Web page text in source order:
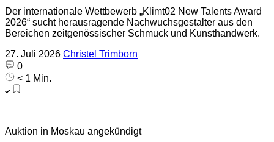
Der internationale Wettbewerb „Klimt02 New Talents Award
2026“ sucht herausragende Nachwuchsgestalter aus den
Bereichen zeitgenössischer Schmuck und Kunsthandwerk.
27. Juli 2026 Christel Trimborn
0
< 1 Min.
Auktion in Moskau angekündigt